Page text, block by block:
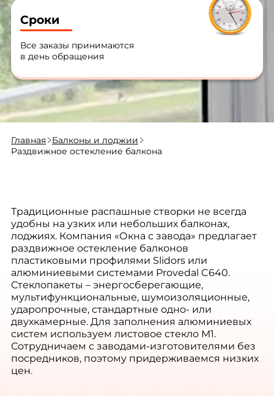
Сроки
Все заказы принимаются
в день обращения
Главная
Балконы и лоджии
Раздвижное остекление балкона
Традиционные распашные створки не всегда
удобны на узких или небольших балконах,
лоджиях. Компания «Окна с завода» предлагает
раздвижное остекление балконов
пластиковыми профилями Slidors или
алюминиевыми системами Provedal C640.
Стеклопакеты – энергосберегающие,
мультифункциональные, шумоизоляционные,
ударопрочные, стандартные одно- или
двухкамерные. Для заполнения алюминиевых
систем используем листовое стекло М1.
Сотрудничаем с заводами-изготовителями без
посредников, поэтому придерживаемся низких
цен.